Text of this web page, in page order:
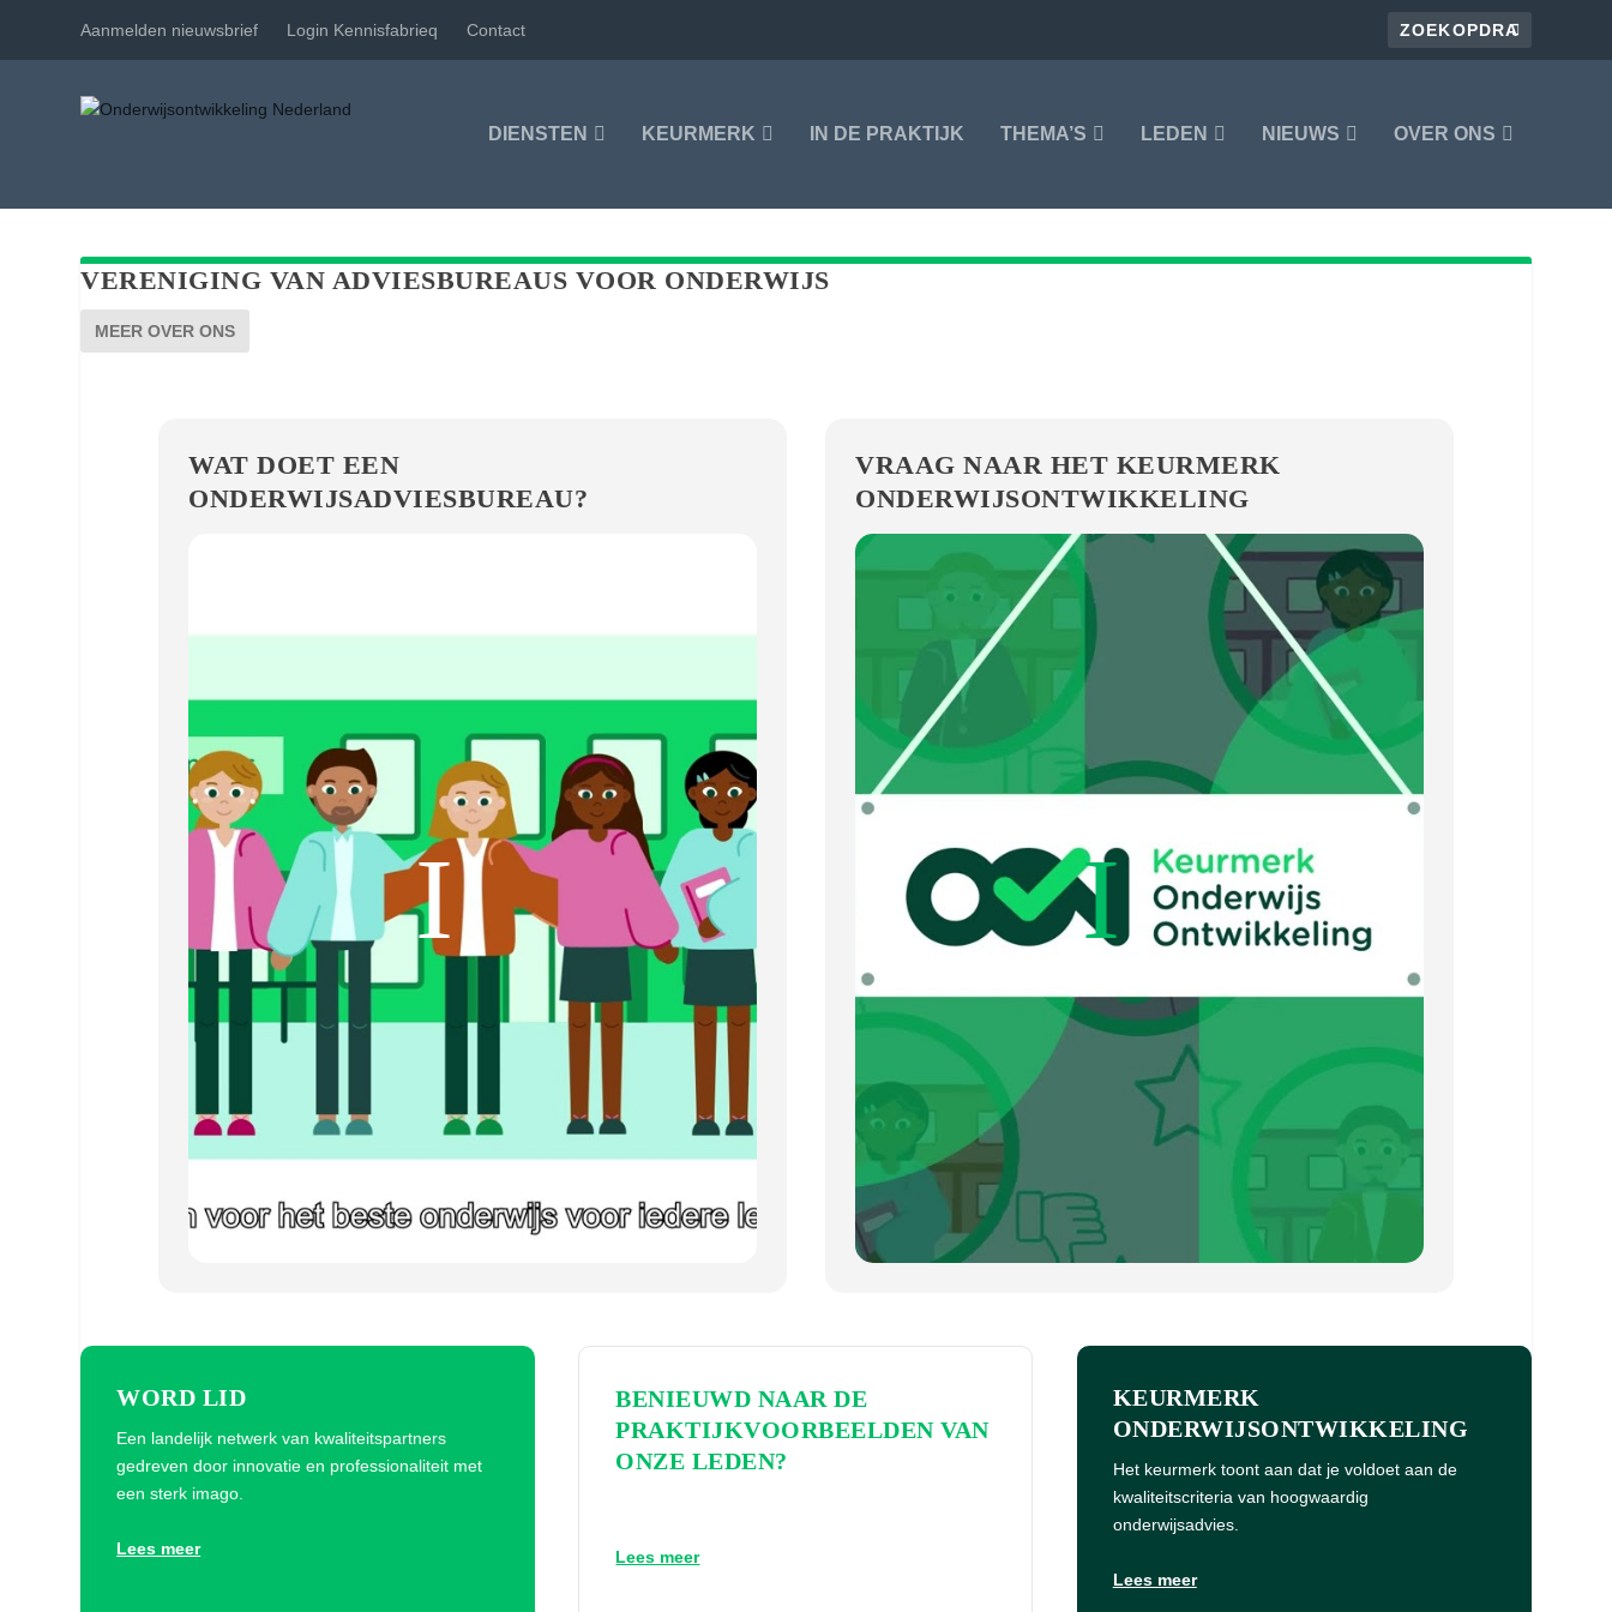
Aanmelden nieuwsbrief Login Kennisfabrieq Contact
DIENSTEN KEURMERK IN DE PRAKTIJK THEMA’S LEDEN NIEUWS OVER ONS
VERENIGING VAN ADVIESBUREAUS VOOR ONDERWIJS
MEER OVER ONS
WAT DOET EEN
ONDERWIJSADVIESBUREAU?
VRAAG NAAR HET KEURMERK
ONDERWIJSONTWIKKELING
WORD LID
Een landelijk netwerk van kwaliteitspartners
gedreven door innovatie en professionaliteit met
een sterk imago.
Lees meer
BENIEUWD NAAR DE
PRAKTIJKVOORBEELDEN VAN
ONZE LEDEN?
Lees meer
KEURMERK
ONDERWIJSONTWIKKELING
Het keurmerk toont aan dat je voldoet aan de
kwaliteitscriteria van hoogwaardig
onderwijsadvies.
Lees meer